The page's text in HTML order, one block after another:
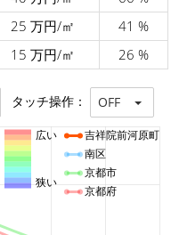
25 万円/㎡
41 %
15 万円/㎡ 26 %
タッチ操作： OFF
吉祥院前河原町
南区
京都市
京都府
広い
狭い